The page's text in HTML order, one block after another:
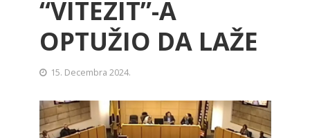
“VITEZIT”-A
OPTUŽIO DA LAŽE
15. Decembra 2024.